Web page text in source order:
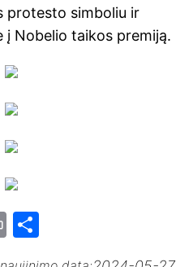
protesto simboliu ir
į Nobelio taikos premiją.
Pr